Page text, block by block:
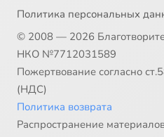
Политика персональных
© 2008 — 2026
НКО №7712031589
Пожертвование согласно
(НДС)
Политика возврата
Распространение